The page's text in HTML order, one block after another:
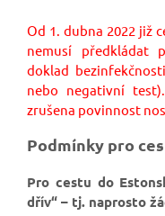
Od 1. dubna 2022 již
nemusí předkládat
doklad
nebo negativní
zrušena povinnost
Podmínky pro
Pro cestu do
dřív“ – tj. naprosto